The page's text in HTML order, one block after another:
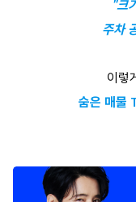
"크
주차
이렇
숨은 매물